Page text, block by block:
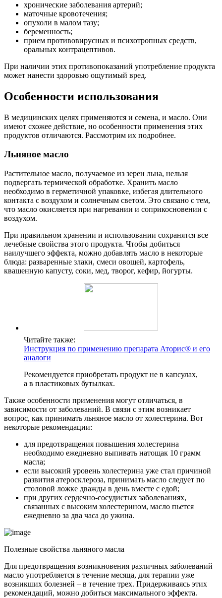
хронические заболевания артерий;
маточные кровотечения;
опухоли в малом тазу;
беременность;
прием противовирусных и психотропных средств,
оральных контрацептивов.
При наличии этих противопоказаний употребление продукта
может нанести здоровью ощутимый вред.
Особенности использования
В медицинских целях применяются и семена, и масло. Они
имеют схожее действие, но особенности применения этих
продуктов отличаются. Рассмотрим их подробнее.
Льняное масло
Растительное масло, получаемое из зерен льна, нельзя
подвергать термической обработке. Хранить масло
необходимо в герметичной упаковке, избегая длительного
контакта с воздухом и солнечным светом. Это связано с тем,
что масло окисляется при нагревании и соприкосновении с
воздухом.
При правильном хранении и использовании сохранятся все
лечебные свойства этого продукта. Чтобы добиться
наилучшего эффекта, можно добавлять масло в некоторые
блюда: разваренные злаки, смеси овощей, картофель,
квашенную капусту, соки, мед, творог, кефир, йогурты.
Читайте также:
Инструкция по применению препарата Аторис® и его
аналоги
Рекомендуется приобретать продукт не в капсулах,
а в пластиковых бутылках.
Также особенности применения могут отличаться, в
зависимости от заболеваний. В связи с этим возникает
вопрос, как принимать льняное масло от холестерина. Вот
некоторые рекомендации:
для предотвращения повышения холестерина
необходимо ежедневно выпивать натощак 10 грамм
масла;
если высокий уровень холестерина уже стал причиной
развития атеросклероза, принимать масло следует по
столовой ложке дважды в день вместе с едой;
при других сердечно-сосудистых заболеваниях,
связанных с высоким холестерином, масло пьется
ежедневно за два часа до ужина.
Полезные свойства льняного масла
Для предотвращения возникновения различных заболеваний
масло употребляется в течение месяца, для терапии уже
возникших болезней – в течение трех. Придерживаясь этих
рекомендаций, можно добиться максимального эффекта.